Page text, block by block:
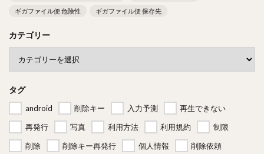
ギガファイル便 危険性
ギガファイル便 保存先
カテゴリー
タグ
android 削除キー 入力予測
再生できない
再発行
写真 利用方法 利用規約
制限
削除
削除キー再発行 個人情報
削除依頼